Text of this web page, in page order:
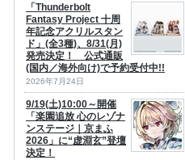
「Thunderbolt
Fantasy Project 十周
年記念アクリルスタン
ド」(全3種)、8/31(月)
発売決定！ 公式通販
(国内／海外向け)で予約受付中!!
2026年7月24日
9/19(土)10:00～開催
「楽園追放 心のレゾナ
ンステージ｜京まふ
2026」に“虚淵玄”登壇
決定！